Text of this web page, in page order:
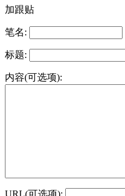
加跟贴
笔名:
标题:
内容(可选项):
URL(可选项):